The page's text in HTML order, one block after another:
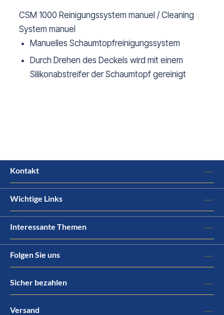
CSM 1000 Reinigungssystem manuel / Cleaning
System manuel
Manuelles Schaumtopfreinigungssystem
Durch Drehen des Deckels wird mit einem
Silikonabstreifer der Schaumtopf gereinigt
Kontakt
Wichtige Links
Interessante Themen
Folgen Sie uns
Sicher bezahlen
Versand